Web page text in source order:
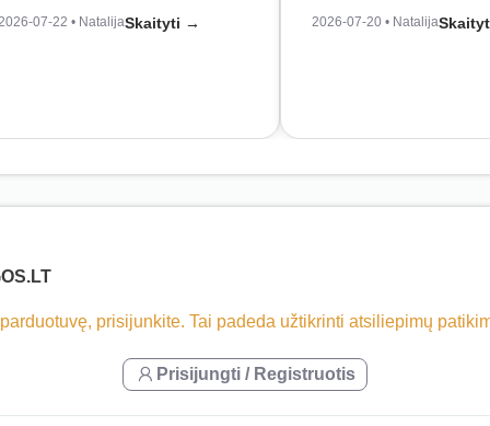
07-22 • NatalijaSkaityti → 2026-07-20 • Natalija
prisijunkite. Tai padeda užtikrinti atsiliepimų
Prisijungti / Registruotis